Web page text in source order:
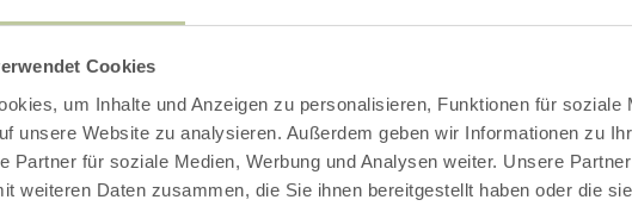
Cookies
um Inhalte und Anzeigen zu personalisieren, Funktionen für soziale
unsere Website zu analysieren. Außerdem geben wir Informationen zu
Partner für soziale Medien, Werbung und Analysen weiter. Unsere
weiteren Daten zusammen, die Sie ihnen bereitgestellt haben oder die